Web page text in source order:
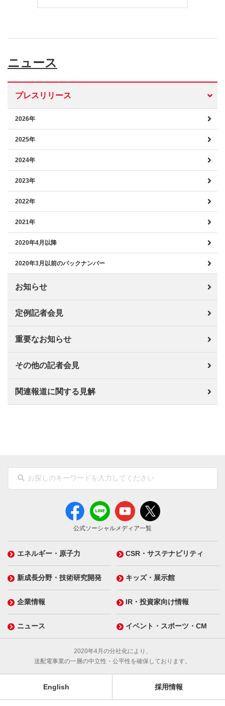
ニュース
プレスリリース
2026年
2025年
2024年
2023年
2022年
2021年
2020年4月以降
2020年3月以前のバックナンバー
お知らせ
定例記者会見
重要なお知らせ
その他の記者会見
関連報道に関する見解
公式ソーシャルメディア一覧
エネルギー・原子力 CSR・サステナビリティ
新成長分野・技術研究開発 キッズ・展示館
企業情報 IR・投資家向け情報
ニュース イベント・スポーツ・CM
2020年4月の分社化により、
送配電事業の一層の中立性・公平性を確保しております。
English 採用情報